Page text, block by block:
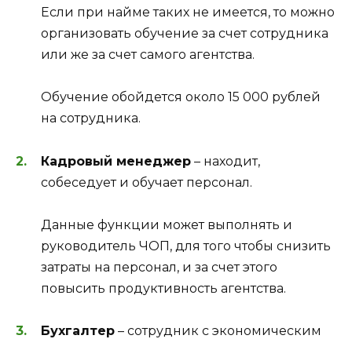
Если при найме таких не имеется, то можно
организовать обучение за счет сотрудника
или же за счет самого агентства.
Обучение обойдется около 15 000 рублей
на сотрудника.
Кадровый менеджер – находит,
собеседует и обучает персонал.
Данные функции может выполнять и
руководитель ЧОП, для того чтобы снизить
затраты на персонал, и за счет этого
повысить продуктивность агентства.
Бухгалтер – сотрудник с экономическим